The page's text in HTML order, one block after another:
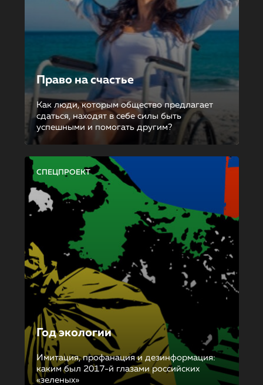
Право на счастье
Как люди, которым общество предлагает
сдаться, находят в себе силы быть
успешными и помогать другим?
СПЕЦПРОЕКТ
Год экологии
Имитация, профанация и дезинформация:
каким был 2017-й глазами российских
«зеленых»